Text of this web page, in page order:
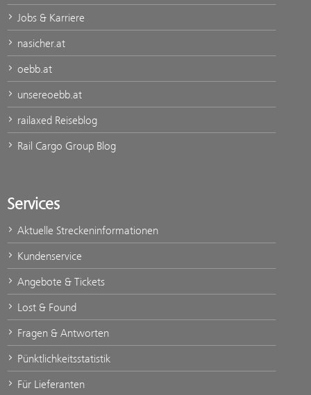
Jobs & Karriere
nasicher.at
oebb.at
unsereoebb.at
railaxed Reiseblog
Rail Cargo Group Blog
Services
Aktuelle Streckeninformationen
Kundenservice
Angebote & Tickets
Lost & Found
Fragen & Antworten
Pünktlichkeitsstatistik
Für Lieferanten